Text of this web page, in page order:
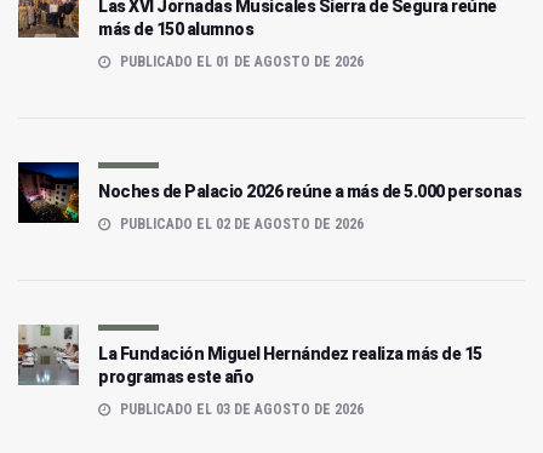
Las XVI Jornadas Musicales Sierra de Segura reúne
más de 150 alumnos
PUBLICADO EL 01 DE AGOSTO DE 2026
Noches de Palacio 2026 reúne a más de 5.000 personas
PUBLICADO EL 02 DE AGOSTO DE 2026
La Fundación Miguel Hernández realiza más de 15
programas este año
PUBLICADO EL 03 DE AGOSTO DE 2026